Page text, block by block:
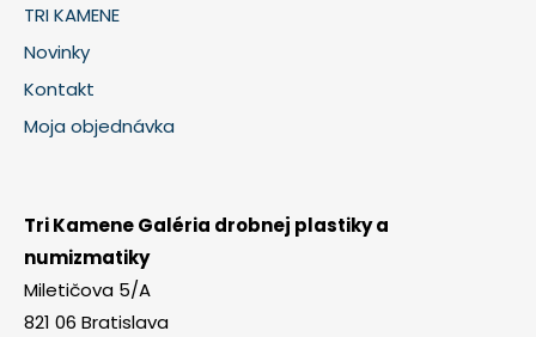
TRI KAMENE
Novinky
Kontakt
Moja objednávka
Tri Kamene Galéria drobnej plastiky a
numizmatiky
Miletičova 5/A
821 06 Bratislava